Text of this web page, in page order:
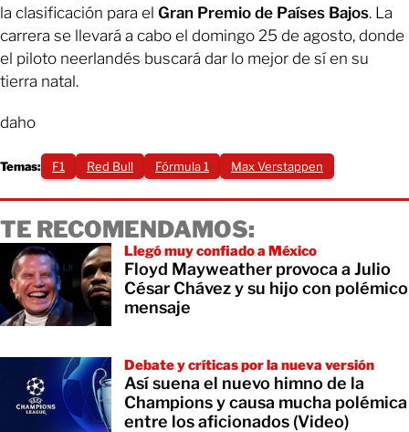
la clasificación para el Gran Premio de Países Bajos. La
carrera se llevará a cabo el domingo 25 de agosto, donde
el piloto neerlandés buscará dar lo mejor de sí en su
tierra natal.
daho
Temas: F1 Red Bull Fórmula 1 Max Verstappen
TE RECOMENDAMOS:
Llegó muy confiado a México
Floyd Mayweather provoca a Julio
César Chávez y su hijo con polémico
mensaje
Debate y críticas por la nueva versión
Así suena el nuevo himno de la
Champions y causa mucha polémica
entre los aficionados (Video)